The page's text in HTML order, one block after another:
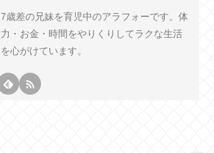
7歳差の兄妹を育児中のアラフォーです。体
力・お金・時間をやりくりしてラクな生活
を心がけています。